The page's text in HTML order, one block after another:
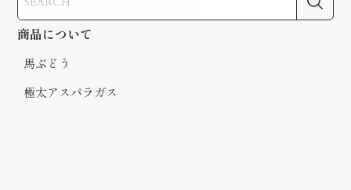
商品について
馬ぶどう
極太アスパラガス